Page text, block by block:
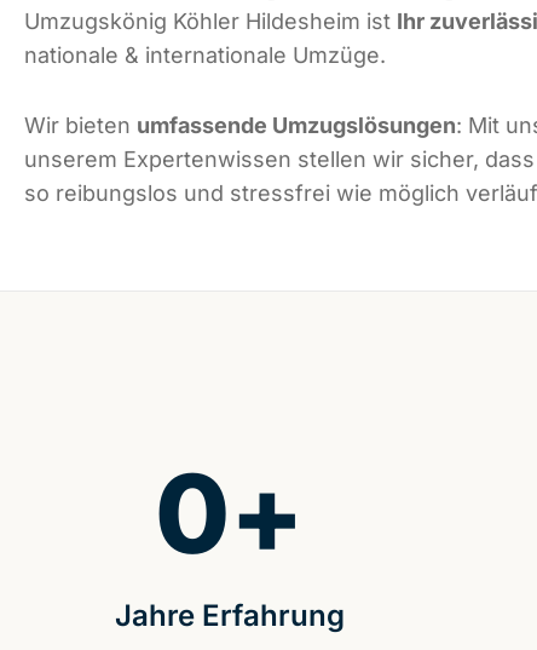
Umzugskönig Köhler Hildesheim ist Ihr
nationale & internationale Umzüge.
Wir bieten umfassende Umzugslösungen: Mit
unserem Expertenwissen stellen wir sicher,
so reibungslos und stressfrei wie möglich
Jahre Erfahrung
0+